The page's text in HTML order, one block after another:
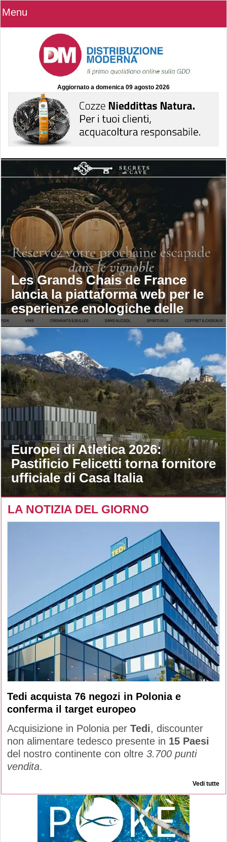
Menu
Aggiornato a domenica 09 agosto 2026
Les Grands Chais de France
lancia la piattaforma web per le
esperienze enologiche delle
maison
Europei di Atletica 2026:
Pastificio Felicetti torna fornitore
ufficiale di Casa Italia
LA NOTIZIA DEL GIORNO
Tedi acquista 76 negozi in Polonia e
conferma il target europeo
Acquisizione in Polonia per Tedi, discounter
non alimentare tedesco presente in 15 Paesi
del nostro continente con oltre 3.700 punti
vendita.
Vedi tutte